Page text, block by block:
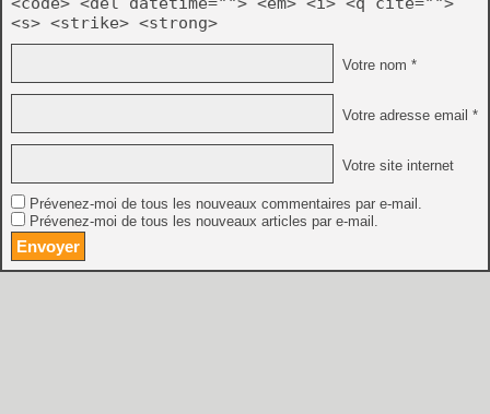
<s> <strike> <strong>
Votre nom *
Votre adresse email *
Votre site internet
Prévenez-moi de tous les nouveaux commentaires par e-mail.
Prévenez-moi de tous les nouveaux articles par e-mail.